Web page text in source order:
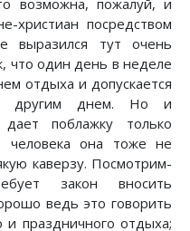
возможна, пожалуй, и
христиан посредством
выразился тут очень
что один день в неделе
отдыха и допускается
другим днем. Но и
дает поблажку только
человека она тоже не
каверзу. Посмотрим-
закон вносить
ведь это говорить
и праздничного отдыха;